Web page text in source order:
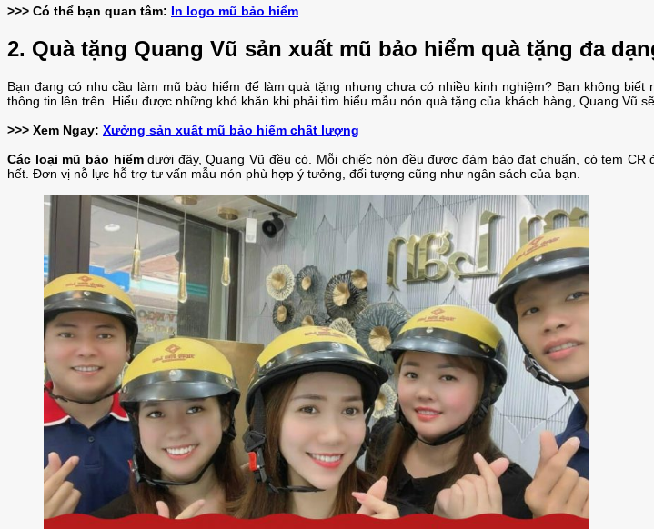
>>> Có thể bạn quan tâm: In logo mũ bảo hiểm
2. Quà tặng Quang Vũ sản xuất mũ bảo hiểm quà tặng đa
Bạn đang có nhu cầu làm mũ bảo hiểm để làm quà tặng nhưng chưa có nhiều kinh nghiệm? Bạn không biết
thông tin lên trên. Hiểu được những khó khăn khi phải tìm hiểu mẫu nón quà tặng của khách hàng, Quang Vũ
>>> Xem Ngay: Xưởng sản xuất mũ bảo hiểm chất lượng
Các loại mũ bảo hiểmdưới đây, Quang Vũ đều có. Mỗi chiếc nón đều được đảm bảo đạt chuẩn, có tem
hết. Đơn vị nỗ lực hỗ trợ tư vấn mẫu nón phù hợp ý tưởng, đối tượng cũng như ngân sách của bạn.